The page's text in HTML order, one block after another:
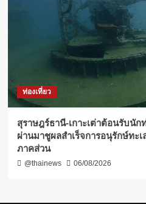
ท่องเที่ยว
สุราษฎร์ธานี-เกาะเต่าต้อนรับนัก
ผ่านมาชูผลสำเร็จการอนุรักษ์ทะ
ภาคส่วน
@thainews 06/08/2026